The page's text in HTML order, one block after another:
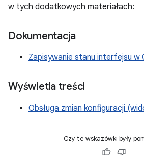
w tych dodatkowych materiałach:
Dokumentacja
Zapisywanie stanu interfejsu w
Wyświetla treści
Obsługa zmian konfiguracji
Czy te wskazówki były